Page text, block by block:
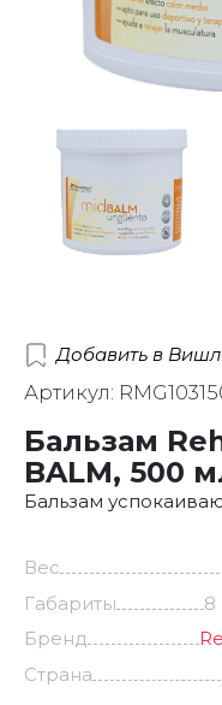
Добавить в
Артикул:
Бальзам
BALM, 500
Бальзам
Вес
Габариты
8
Бренд
Страна